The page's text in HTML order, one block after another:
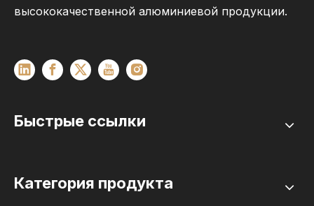
высококачественной алюминиевой продукции.
Быстрые ссылки
Категория продукта